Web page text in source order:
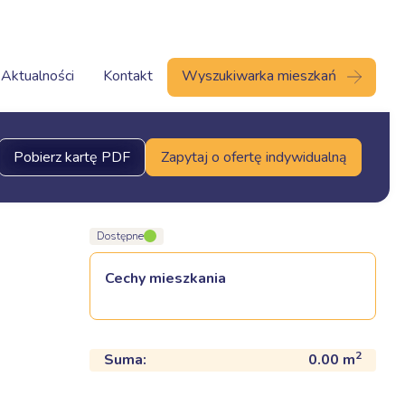
Aktualności Kontakt Wyszukiwarka mieszkań
Pobierz kartę PDF Zapytaj o ofertę indywidualną
Dostępne
Cechy mieszkania
Suma: 0.00 m2